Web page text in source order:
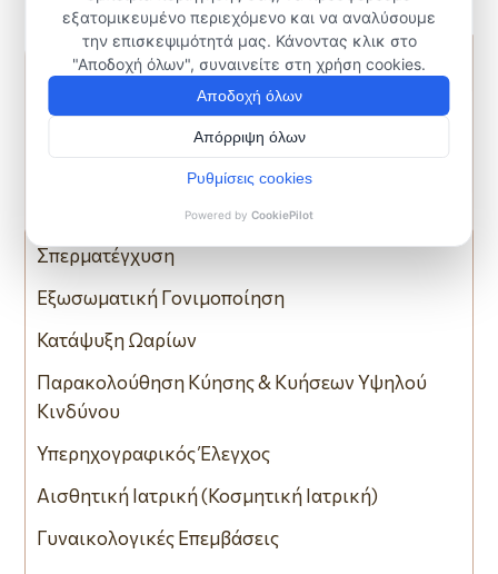
ΥΠΗΡΕΣΙΕΣ
Test Pap – Thin Prep – HPV DNA Test
Διερεύνηση Υπογονιμότητας
Σπερματέγχυση
Εξωσωματική Γονιμοποίηση
Κατάψυξη Ωαρίων
Παρακολούθηση Κύησης & Κυήσεων Υψηλού
Κινδύνου
Υπερηχογραφικός Έλεγχος
Αισθητική Ιατρική (Κοσμητική Ιατρική)
Γυναικολογικές Επεμβάσεις